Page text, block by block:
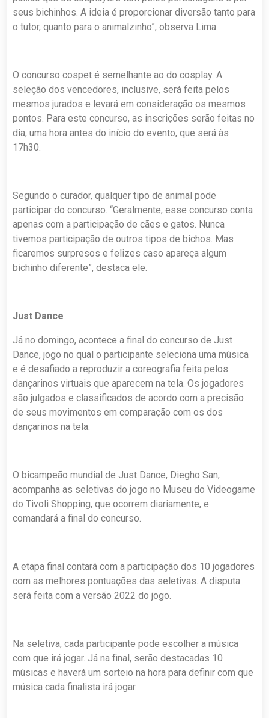
seus bichinhos. A ideia é proporcionar diversão tanto para
o tutor, quanto para o animalzinho”, observa Lima.
O concurso cospet é semelhante ao do cosplay. A
seleção dos vencedores, inclusive, será feita pelos
mesmos jurados e levará em consideração os mesmos
pontos. Para este concurso, as inscrições serão feitas no
dia, uma hora antes do início do evento, que será às
17h30.
Segundo o curador, qualquer tipo de animal pode
participar do concurso. “Geralmente, esse concurso conta
apenas com a participação de cães e gatos. Nunca
tivemos participação de outros tipos de bichos. Mas
ficaremos surpresos e felizes caso apareça algum
bichinho diferente”, destaca ele.
Just Dance
Já no domingo, acontece a final do concurso de Just
Dance, jogo no qual o participante seleciona uma música
e é desafiado a reproduzir a coreografia feita pelos
dançarinos virtuais que aparecem na tela. Os jogadores
são julgados e classificados de acordo com a precisão
de seus movimentos em comparação com os dos
dançarinos na tela.
O bicampeão mundial de Just Dance, Diegho San,
acompanha as seletivas do jogo no Museu do Videogame
do Tivoli Shopping, que ocorrem diariamente, e
comandará a final do concurso.
A etapa final contará com a participação dos 10 jogadores
com as melhores pontuações das seletivas. A disputa
será feita com a versão 2022 do jogo.
Na seletiva, cada participante pode escolher a música
com que irá jogar. Já na final, serão destacadas 10
músicas e haverá um sorteio na hora para definir com que
música cada finalista irá jogar.